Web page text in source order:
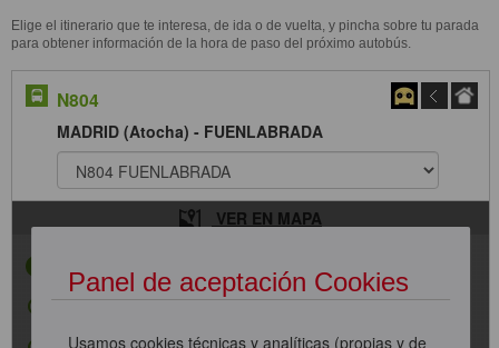
Elige el itinerario que te interesa, de ida o de vuelta, y pincha sobre tu parada
para obtener información de la hora de paso del próximo autobús.